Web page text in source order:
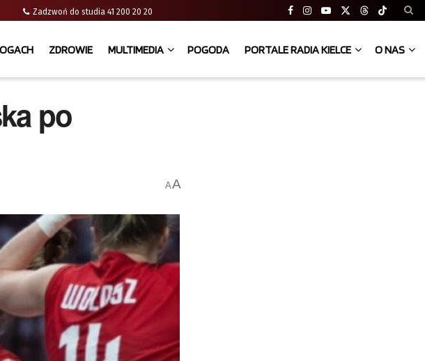
Zadzwoń do studia 41 200 20 20
ZDROWIE MULTIMEDIA POGODA PORTALE RADIA KIELCE O NAS
po
AA